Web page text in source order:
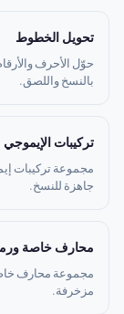
تحويل الخطوط
حوّل الأحرف
بالنسخ واللصق.
تركيبات الإيموجي
مجموعة تركيبات
جاهزة للنسخ.
محارف خاصة
مجموعة محارف
مزخرفة.